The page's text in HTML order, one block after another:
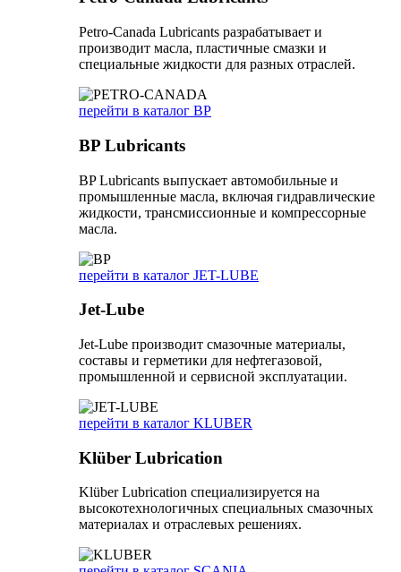
Petro-Canada Lubricants разрабатывает и
производит масла, пластичные смазки и
специальные жидкости для разных отраслей.
перейти в каталог BP
BP Lubricants
BP Lubricants выпускает автомобильные и
промышленные масла, включая гидравлические
жидкости, трансмиссионные и компрессорные
масла.
перейти в каталог JET-LUBE
Jet-Lube
Jet-Lube производит смазочные материалы,
составы и герметики для нефтегазовой,
промышленной и сервисной эксплуатации.
перейти в каталог KLUBER
Klüber Lubrication
Klüber Lubrication специализируется на
высокотехнологичных специальных смазочных
материалах и отраслевых решениях.